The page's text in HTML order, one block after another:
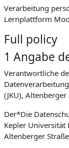
Verarbeitung
Lernplattform
Full policy
1 Angabe
Verantwortliche
(JKU),
Der*Die
Kepler Universität
Altenberger